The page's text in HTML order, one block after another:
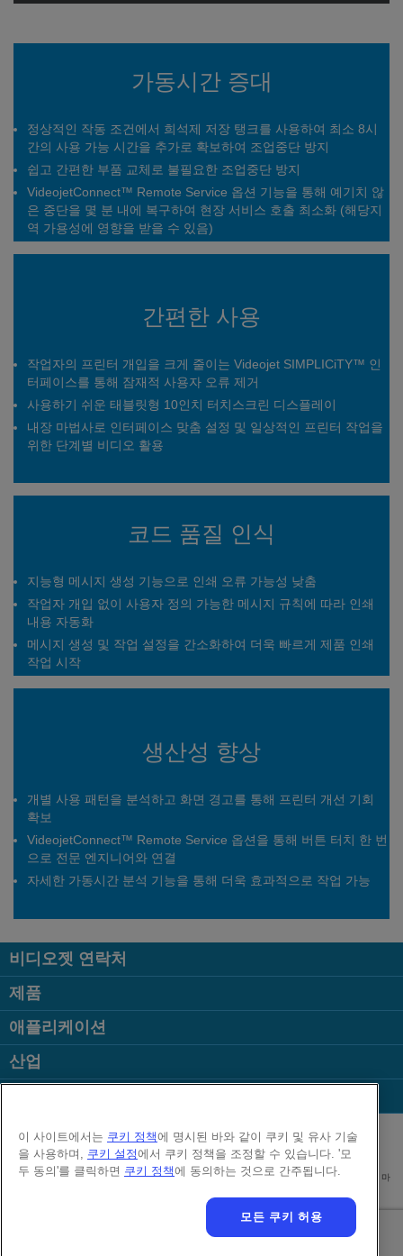
가동시간 증대
정상적인 작동 조건에서 희석제 저장 탱크를 사용하여 최소 8시
간의 사용 가능 시간을 추가로 확보하여 조업중단 방지
쉽고 간편한 부품 교체로 불필요한 조업중단 방지
VideojetConnect™ Remote Service 옵션 기능을 통해 예기치 않
은 중단을 몇 분 내에 복구하여 현장 서비스 호출 최소화 (해당지
역 가용성에 영향을 받을 수 있음)
간편한 사용
작업자의 프린터 개입을 크게 줄이는 Videojet SIMPLICiTY™ 인
터페이스를 통해 잠재적 사용자 오류 제거
사용하기 쉬운 태블릿형 10인치 터치스크린 디스플레이
내장 마법사로 인터페이스 맞춤 설정 및 일상적인 프린터 작업을
위한 단계별 비디오 활용
코드 품질 인식
지능형 메시지 생성 기능으로 인쇄 오류 가능성 낮춤
작업자 개입 없이 사용자 정의 가능한 메시지 규칙에 따라 인쇄
내용 자동화
메시지 생성 및 작업 설정을 간소화하여 더욱 빠르게 제품 인쇄
작업 시작
생산성 향상
개별 사용 패턴을 분석하고 화면 경고를 통해 프린터 개선 기회
확보
VideojetConnect™ Remote Service 옵션을 통해 버튼 터치 한 번
으로 전문 엔지니어와 연결
자세한 가동시간 분석 기능을 통해 더욱 효과적으로 작업 가능
비디오젯 연락처
제품
애플리케이션
산업
대표이사 : 김중영 | 사업자등록번호 215-81-84746 | 대표번호 02-2118-7961 주소 : 서울시 마
© 2026 Videojet Technologies, Inc.
쿠키 설정 채용정보
이 사이트에서는 쿠키 정책에 명시된 바와 같이 쿠키 및 유사 기술
을 사용하며, 쿠키 설정에서 쿠키 정책을 조정할 수 있습니다. '모
두 동의'를 클릭하면 쿠키 정책에 동의하는 것으로 간주됩니다.
모든 쿠키 허용